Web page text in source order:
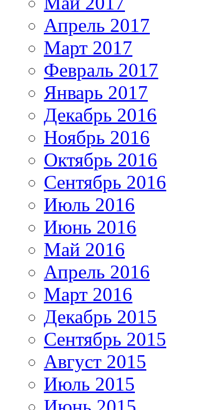
Апрель 2017
Март 2017
Февраль 2017
Январь 2017
Декабрь 2016
Ноябрь 2016
Октябрь 2016
Сентябрь 2016
Июль 2016
Июнь 2016
Май 2016
Апрель 2016
Март 2016
Декабрь 2015
Сентябрь 2015
Август 2015
Июль 2015